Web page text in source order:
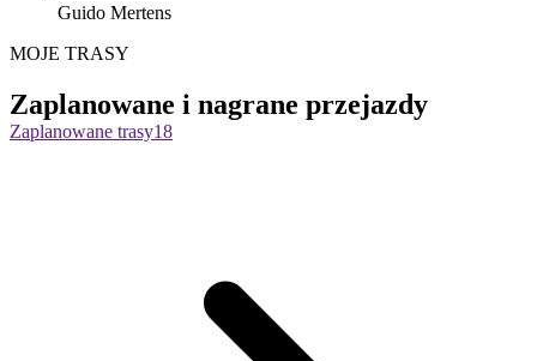
Guido Mertens
MOJE TRASY
Zaplanowane i nagrane przejazdy
Zaplanowane trasy18